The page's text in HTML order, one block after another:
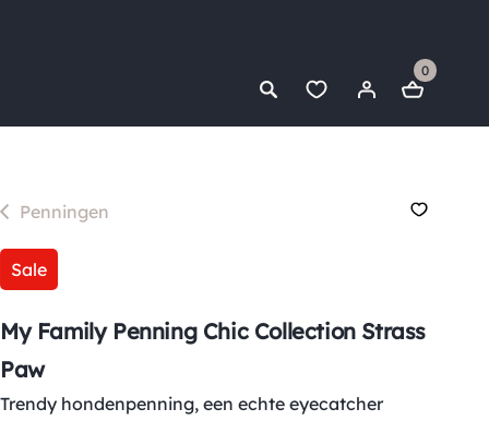
0
Penningen
Sale
My Family Penning Chic Collection Strass
Paw
Trendy hondenpenning, een echte eyecatcher